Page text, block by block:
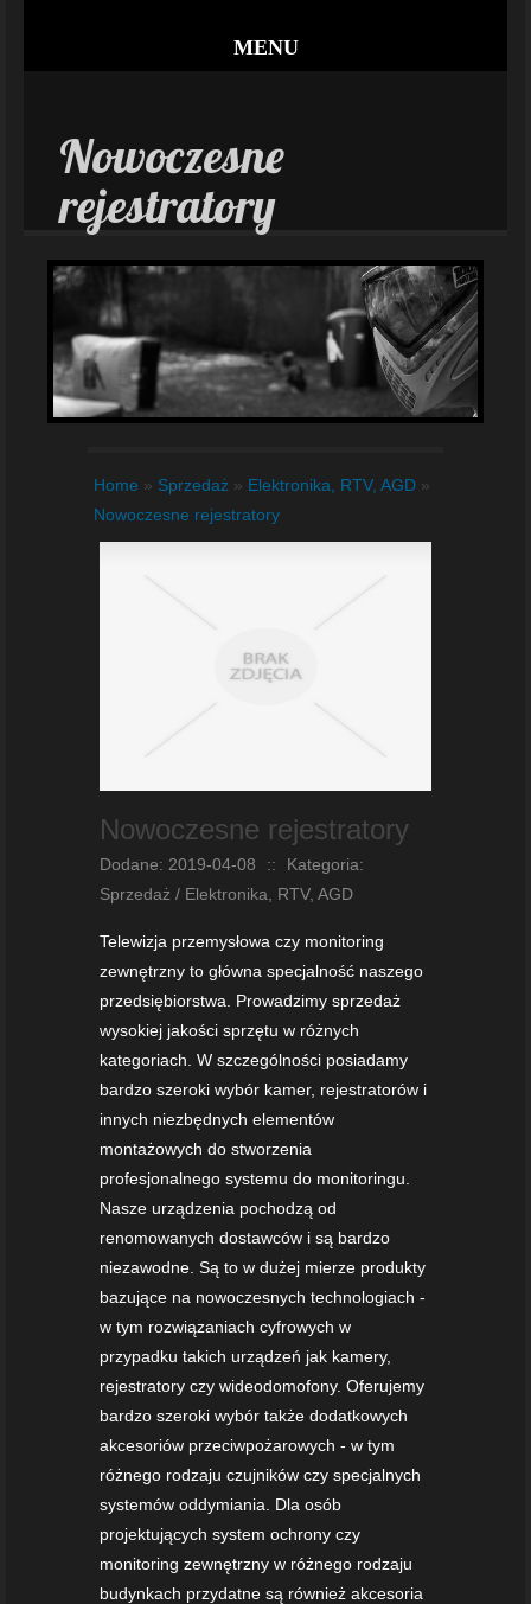
MENU
Nowoczesne
rejestratory
Home » Sprzedaż » Elektronika, RTV, AGD »
Nowoczesne rejestratory
Nowoczesne rejestratory
Dodane: 2019-04-08 ::
Kategoria:
Sprzedaż / Elektronika, RTV, AGD
Telewizja przemysłowa czy monitoring
zewnętrzny to główna specjalność naszego
przedsiębiorstwa. Prowadzimy sprzedaż
wysokiej jakości sprzętu w różnych
kategoriach. W szczególności posiadamy
bardzo szeroki wybór kamer, rejestratorów i
innych niezbędnych elementów
montażowych do stworzenia
profesjonalnego systemu do monitoringu.
Nasze urządzenia pochodzą od
renomowanych dostawców i są bardzo
niezawodne. Są to w dużej mierze produkty
bazujące na nowoczesnych technologiach -
w tym rozwiązaniach cyfrowych w
przypadku takich urządzeń jak kamery,
rejestratory czy wideodomofony. Oferujemy
bardzo szeroki wybór także dodatkowych
akcesoriów przeciwpożarowych - w tym
różnego rodzaju czujników czy specjalnych
systemów oddymiania. Dla osób
projektujących system ochrony czy
monitoring zewnętrzny w różnego rodzaju
budynkach przydatne są również akcesoria